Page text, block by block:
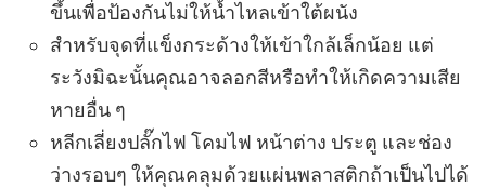
ขึ้นเพื่อป้องกันไม่ให้น้ำไหลเข้าใต้ผนัง
สำหรับจุดที่แข็งกระด้างให้เข้าใกล้เล็กน้อย แต่
ระวังมิฉะนั้นคุณอาจลอกสีหรือทำให้เกิดความเสีย
หายอื่น ๆ
หลีกเลี่ยงปลั๊กไฟ โคมไฟ หน้าต่าง ประตู และช่อง
ว่างรอบๆ ให้คุณคลุมด้วยแผ่นพลาสติกถ้าเป็นไปได้